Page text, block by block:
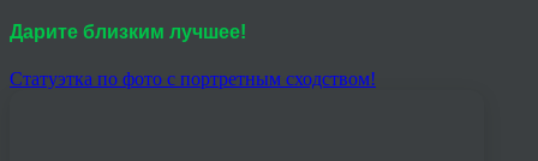
Дарите близким лучшее!
Статуэтка по фото с портретным сходством!